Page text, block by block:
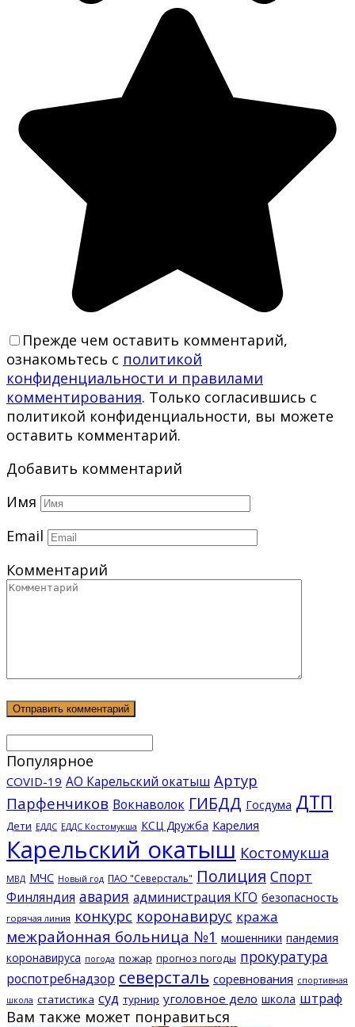
Прежде чем оставить комментарий,
ознакомьтесь с политикой
конфиденциальности и правилами
комментирования. Только согласившись с
политикой конфиденциальности, вы можете
оставить комментарий.
Добавить комментарий
Имя
Email
Комментарий
Популярное
COVID-19 АО Карельский окатыш Артур
Парфенчиков Вокнаволок ГИБДД Госдума ДТП
Дети ЕДДС ЕДДС Костомукша КСЦ Дружба Карелия
Карельский окатыш Костомукша
МВД МЧС Новый год ПАО "Северсталь" Полиция Спорт
Финляндия авария администрация КГО безопасность
горячая линия конкурс коронавирус кража
межрайонная больница №1 мошенники пандемия
коронавируса погода пожар прогноз погоды прокуратура
роспотребнадзор северсталь соревнования спортивная
школа статистика суд турнир уголовное дело школа штраф
Вам также может понравиться